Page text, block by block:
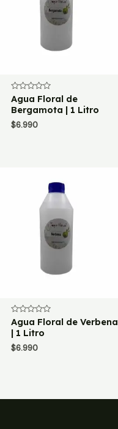
Valorado
con
0
de
5
Agua Floral de
Bergamota | 1 Litro
$6.990
Valorado
con
de
5
Agua Floral de Verbena
| 1 Litro
$6.990